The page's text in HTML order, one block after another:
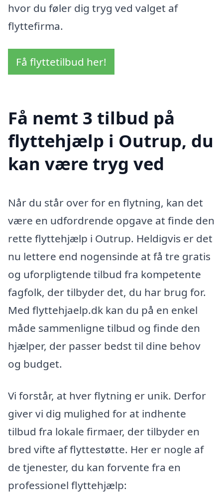
hvor du føler dig tryg ved valget af
flyttefirma.
Få flyttetilbud her!
Få nemt 3 tilbud på
flyttehjælp i Outrup, du
kan være tryg ved
Når du står over for en flytning, kan det
være en udfordrende opgave at finde den
rette flyttehjælp i Outrup. Heldigvis er det
nu lettere end nogensinde at få tre gratis
og uforpligtende tilbud fra kompetente
fagfolk, der tilbyder det, du har brug for.
Med flyttehjaelp.dk kan du på en enkel
måde sammenligne tilbud og finde den
hjælper, der passer bedst til dine behov
og budget.
Vi forstår, at hver flytning er unik. Derfor
giver vi dig mulighed for at indhente
tilbud fra lokale firmaer, der tilbyder en
bred vifte af flyttestøtte. Her er nogle af
de tjenester, du kan forvente fra en
professionel flyttehjælp: